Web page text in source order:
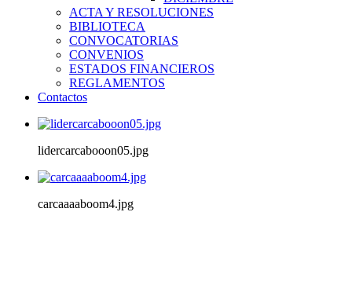
ACTA Y RESOLUCIONES
BIBLIOTECA
CONVOCATORIAS
CONVENIOS
ESTADOS FINANCIEROS
REGLAMENTOS
Contactos
lidercarcabooon05.jpg
carcaaaaboom4.jpg